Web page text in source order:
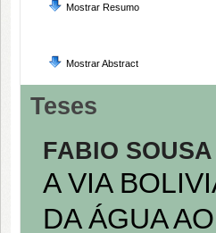
Mostrar Resumo
Mostrar Abstract
Teses
FABIO
A VIA
DA ÁGUA